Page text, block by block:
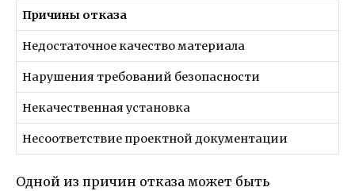
Причины отказа
Недостаточное качество материала
Нарушения требований безопасности
Некачественная установка
Несоответствие проектной документации
Одной из причин отказа может быть